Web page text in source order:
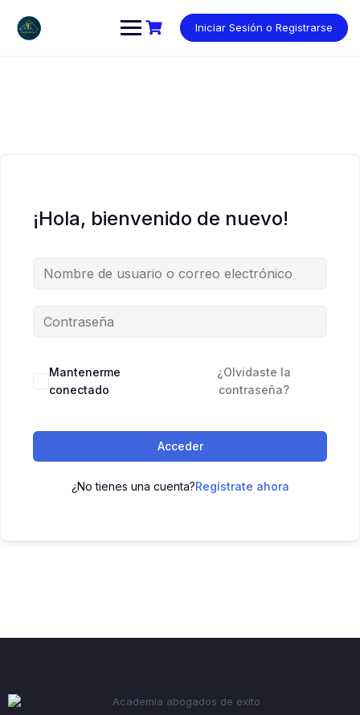
contenido
Iniciar Sesión o Registrarse
¡Hola, bienvenido de nuevo!
Mantenerme
conectado
¿Olvidaste la
contraseña?
Acceder
¿No tienes una cuenta?Regístrate ahora